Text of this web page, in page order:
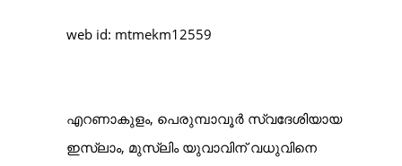
web id: mtmekm12559
എറണാകുളം, പെരുമ്പാവൂർ സ്വദേശിയായ
ഇസ്‌ലാം, മുസ്‌ലിം യുവാവിന് വധുവിനെ